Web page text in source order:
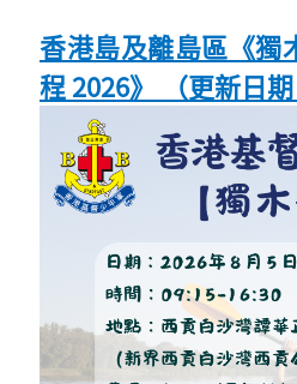
香港島及離島區《獨
程 2026》 （更新日期